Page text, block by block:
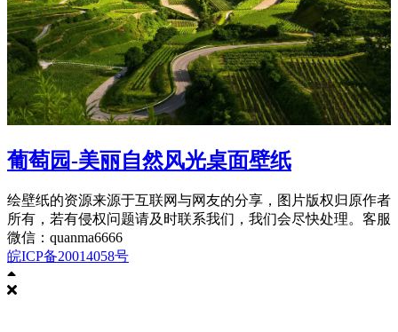
葡萄园-美丽自然风光桌面壁纸
绘壁纸的资源来源于互联网与网友的分享，图片版权归原作者
所有，若有侵权问题请及时联系我们，我们会尽快处理。客服
微信：quanma6666
皖ICP备20014058号